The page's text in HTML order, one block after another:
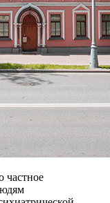
частное